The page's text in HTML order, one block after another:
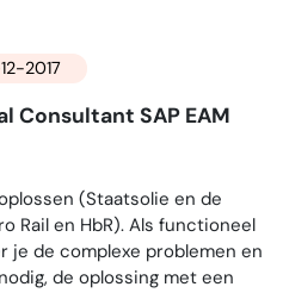
2017
Consultant SAP EAM
(Staatsolie en de
Rail en HbR). Als functioneel
je de complexe problemen en
de oplossing met een